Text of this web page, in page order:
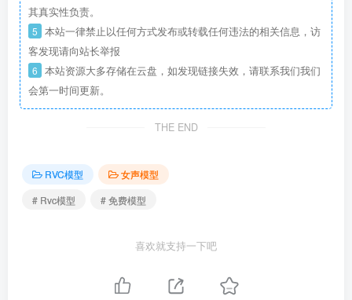
其真实性负责。
5 本站一律禁止以任何方式发布或转载任何违法的相关信息，访
客发现请向站长举报
6 本站资源大多存储在云盘，如发现链接失效，请联系我们我们
会第一时间更新。
THE END
RVC模型
女声模型
# Rvc模型
# 免费模型
喜欢就支持一下吧